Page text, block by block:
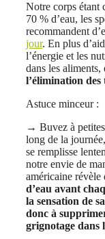
Notre corps étant
70 % d’eau, les
recommandent
jour. En plus
l’énergie et les
dans les aliments,
l’élimination des
Astuce minceur :
→ Buvez à
long de la
se remplisse
notre envie de
américaine révèle
d’eau avant
la sensation de
donc à
grignotage dans